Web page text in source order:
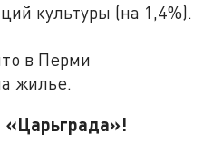
культуры (на 1,4%).
в Перми
жилье.
«Царьграда»!